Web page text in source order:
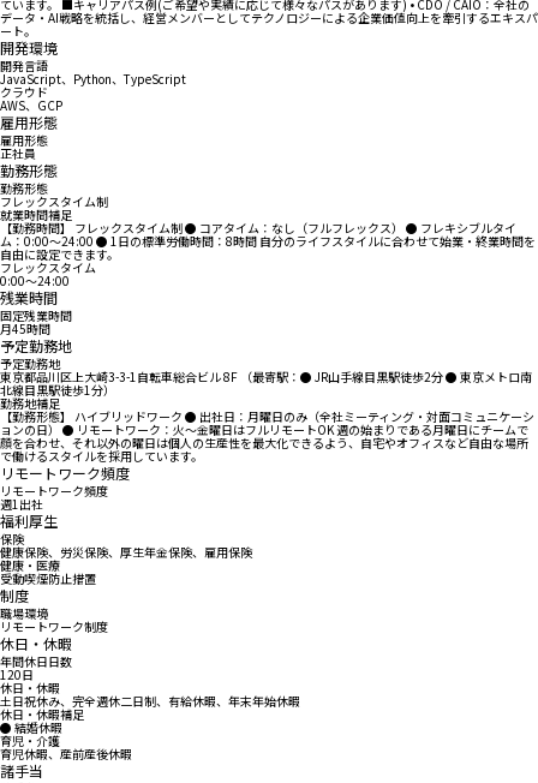
ています。 ■キャリアパス例(ご希望や実績に応じて様々なパスがあります) • CDO / CAIO：全社の
データ・AI戦略を統括し、経営メンバーとしてテクノロジーによる企業価値向上を牽引するエキスパ
ート。
開発環境
開発言語
JavaScript、Python、TypeScript
クラウド
AWS、GCP
雇用形態
雇用形態
正社員
勤務形態
勤務形態
フレックスタイム制
就業時間補足
【勤務時間】 フレックスタイム制 ● コアタイム：なし（フルフレックス） ● フレキシブルタイ
ム：0:00〜24:00 ● 1日の標準労働時間：8時間 自分のライフスタイルに合わせて始業・終業時間を
自由に設定できます。
フレックスタイム
0:00〜24:00
残業時間
固定残業時間
月45時間
予定勤務地
予定勤務地
東京都品川区上大崎3-3-1自転車総合ビル 8F （最寄駅：● JR山手線目黒駅徒歩2分 ● 東京メトロ南
北線目黒駅徒歩1分）
勤務地補足
【勤務形態】 ハイブリッドワーク ● 出社日：月曜日のみ（全社ミーティング・対面コミュニケーシ
ョンの日） ● リモートワーク：火～金曜日はフルリモートOK 週の始まりである月曜日にチームで
顔を合わせ、それ以外の曜日は個人の生産性を最大化できるよう、自宅やオフィスなど自由な場所
で働けるスタイルを採用しています。
リモートワーク頻度
リモートワーク頻度
週1出社
福利厚生
保険
健康保険、労災保険、厚生年金保険、雇用保険
健康・医療
受動喫煙防止措置
制度
職場環境
リモートワーク制度
休日・休暇
年間休日日数
120日
休日・休暇
土日祝休み、完全週休二日制、有給休暇、年末年始休暇
休日・休暇補足
● 結婚休暇
育児・介護
育児休暇、産前産後休暇
諸手当